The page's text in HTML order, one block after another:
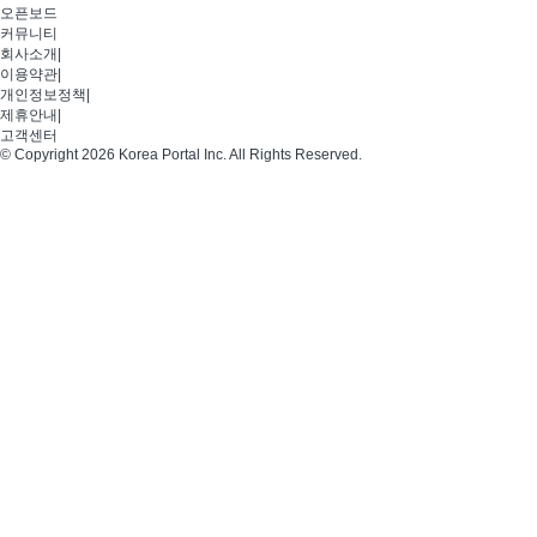
오픈보드
커뮤니티
회사소개
이용약관
개인정보정책
제휴안내
고객센터
© Copyright 2026 Korea Portal Inc. All Rights Reserved.